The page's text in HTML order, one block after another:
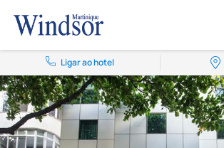
Ligar ao hotel